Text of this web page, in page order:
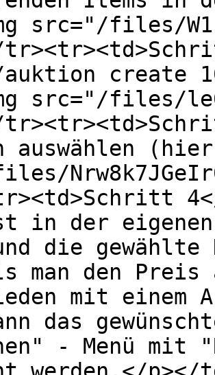
src="/files/
auktion create
src="/files/
auswählen
4</
in der
die gewählte
man den Preis
mit einem
das
- Menü mit